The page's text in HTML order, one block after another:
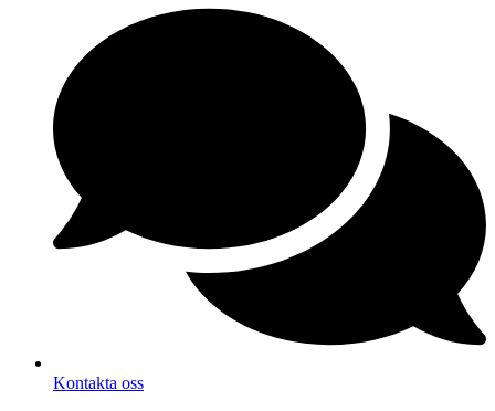
Kontakta oss